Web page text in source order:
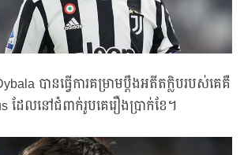
បានធ្វើការគម្រាមប្តឹងអតីតក្លិបរបស់គេគឺ
ដែលនៅជំពាក់រូបគេរឿងប្រាក់ខែ។